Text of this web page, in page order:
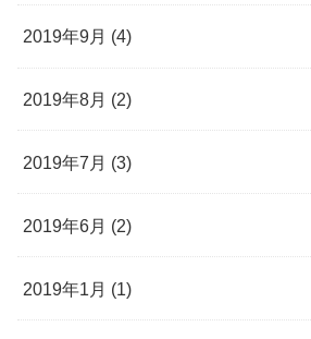
2019年9月 (4)
2019年8月 (2)
2019年7月 (3)
2019年6月 (2)
2019年1月 (1)